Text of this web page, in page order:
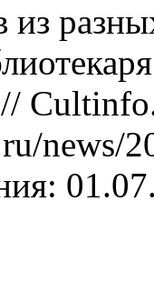
из
news/